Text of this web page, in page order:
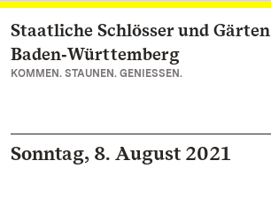
Zum Hauptinhalt springen
Staatliche Schlösser und Gärten
Baden‑Württemberg
KOMMEN. STAUNEN. GENIESSEN.
Sonntag, 8. August 2021